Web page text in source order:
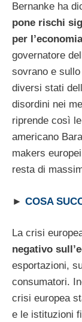
Bernanke ha
pone rischi
per
governatore
sovrano e
diversi stati
disordini nei
riprende così
americano
makers
resta di
► COSA
La crisi
negativo
esportazioni,
consumatori.
crisi europea
e le istituzioni